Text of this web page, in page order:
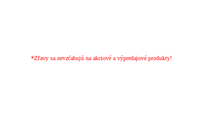
*Zľavy sa nevzťahujú na akciové a výpredajové produkty!